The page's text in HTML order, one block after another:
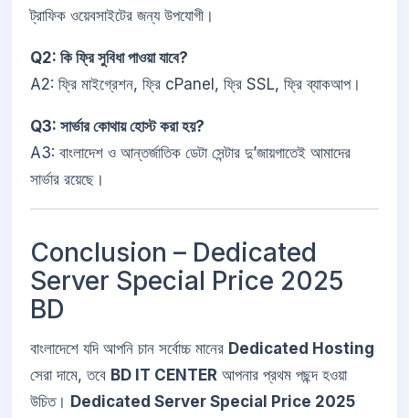
ট্রাফিক ওয়েবসাইটের জন্য উপযোগী।
Q2: কি ফ্রি সুবিধা পাওয়া যাবে?
A2: ফ্রি মাইগ্রেশন, ফ্রি cPanel, ফ্রি SSL, ফ্রি ব্যাকআপ।
Q3: সার্ভার কোথায় হোস্ট করা হয়?
A3: বাংলাদেশ ও আন্তর্জাতিক ডেটা সেন্টার দু’জায়গাতেই আমাদের
সার্ভার রয়েছে।
Conclusion – Dedicated
Server Special Price 2025
BD
বাংলাদেশে যদি আপনি চান সর্বোচ্চ মানের Dedicated Hosting
সেরা দামে, তবে BD IT CENTER আপনার প্রথম পছন্দ হওয়া
উচিত। Dedicated Server Special Price 2025